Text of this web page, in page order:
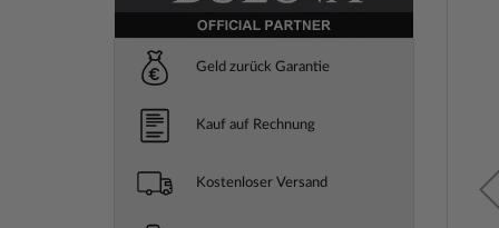
Geld zurück Garantie
Kauf auf Rechnung
Kostenloser Versand